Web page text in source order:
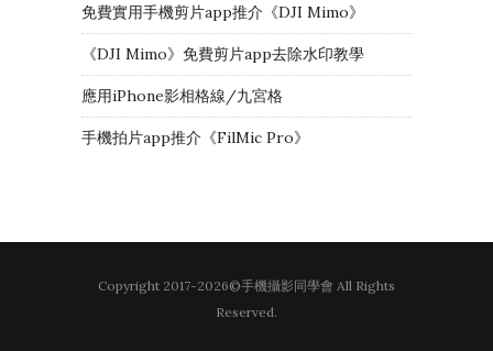
免費實用手機剪片app推介《DJI Mimo》
《DJI Mimo》免費剪片app去除水印教學
應用iPhone影相格線/九宮格
手機拍片app推介《FilMic Pro》
Copyright 2017-2026©手機攝影同學會 All Rights
Reserved.